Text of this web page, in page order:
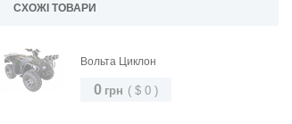
СХОЖІ ТОВАРИ
Вольта Циклон
0 грн ( $ 0 )